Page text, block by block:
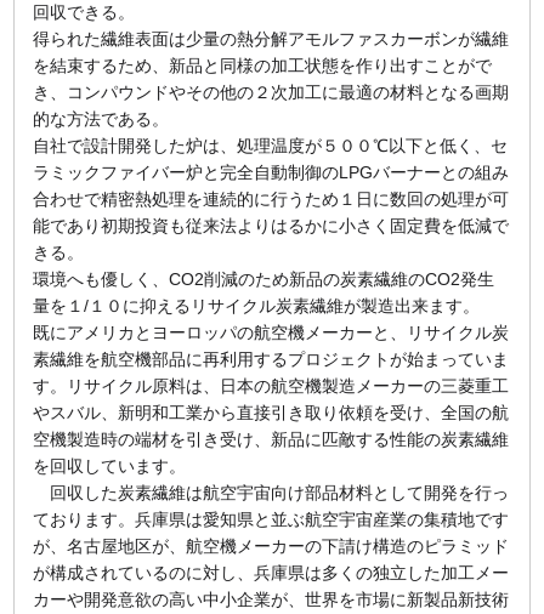
回収できる。
得られた繊維表面は少量の熱分解アモルファスカーボンが繊維
を結束するため、新品と同様の加工状態を作り出すことがで
き、コンパウンドやその他の２次加工に最適の材料となる画期
的な方法である。
自社で設計開発した炉は、処理温度が５００℃以下と低く、セ
ラミックファイバー炉と完全自動制御のLPGバーナーとの組み
合わせで精密熱処理を連続的に行うため１日に数回の処理が可
能であり初期投資も従来法よりはるかに小さく固定費を低減で
きる。
環境へも優しく、CO2削減のため新品の炭素繊維のCO2発生
量を１/１０に抑えるリサイクル炭素繊維が製造出来ます。
既にアメリカとヨーロッパの航空機メーカーと、リサイクル炭
素繊維を航空機部品に再利用するプロジェクトが始まっていま
す。リサイクル原料は、日本の航空機製造メーカーの三菱重工
やスバル、新明和工業から直接引き取り依頼を受け、全国の航
空機製造時の端材を引き受け、新品に匹敵する性能の炭素繊維
を回収しています。
回収した炭素繊維は航空宇宙向け部品材料として開発を行っ
ております。兵庫県は愛知県と並ぶ航空宇宙産業の集積地です
が、名古屋地区が、航空機メーカーの下請け構造のピラミッド
が構成されているのに対し、兵庫県は多くの独立した加工メー
カーや開発意欲の高い中小企業が、世界を市場に新製品新技術